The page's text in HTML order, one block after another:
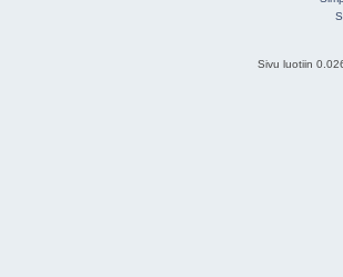
Sivu luotiin